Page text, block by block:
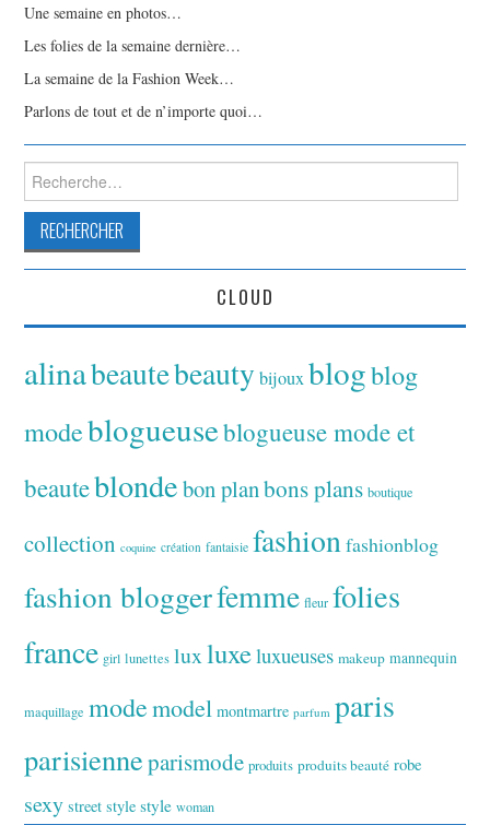
Une semaine en photos…
Les folies de la semaine dernière…
La semaine de la Fashion Week…
Parlons de tout et de n’importe quoi…
CLOUD
alinabeautebeauty bijoux blogblog
modeblogueuseblogueuse mode et
beauteblondebon planbons plans boutique
collection coquine création fantaisie fashionfashionblog
fashion bloggerfemme fleur folies
france girl lunettes luxluxeluxueuses makeup mannequin
maquillage modemodel montmartre parfum paris
parisienneparismode produits produits beauté robe
sexy street style style woman